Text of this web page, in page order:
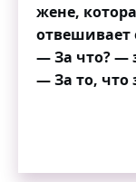
жене,
отвешивает
— За что? —
— За то, что